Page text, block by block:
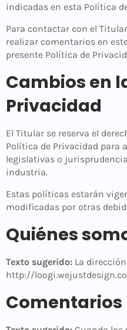
indicadas en esta Política
Para contactar con el
realizar comentarios en
presente Política de
Cambios en
Privacidad
El Titular se reserva el
Política de Privacidad para
legislativas o
industria.
Estas políticas estarán
modificadas por otras
Quiénes
Texto sugerido: La
http://
Comentarios